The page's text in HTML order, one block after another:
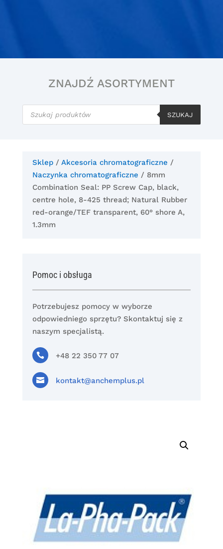
ZNAJDŹ ASORTYMENT
Wyszukiwarka
produktów
SZUKAJ
Sklep/ Akcesoria chromatograficzne /
Naczynka chromatograficzne / 8mm
Combination Seal: PP Screw Cap, black,
centre hole, 8-425 thread; Natural Rubber
red-orange/TEF transparent, 60° shore A,
1.3mm
Pomoc i obsługa
Potrzebujesz pomocy w wyborze
odpowiedniego sprzętu? Skontaktuj się z
naszym specjalistą.
 +48 22 350 77 07
 kontakt@anchemplus.pl